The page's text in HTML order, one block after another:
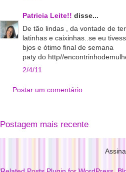
Patricia Leite!! disse...
De tão lindas , da vontade de
latinhas e caixinhas..se eu
bjos e ótimo final de semana
paty do http//
2/4/11
Postar um comentário
Postagem mais recente